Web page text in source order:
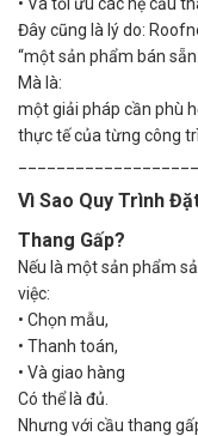
Đây cũng là lý do:
“một sản phẩm bán
Mà là:
một giải pháp cần phù
thực tế của từng công
Vì Sao Quy Trình
Thang Gấp?
Nếu là một sản phẩm
việc:
• Chọn mẫu,
• Thanh toán,
• Và giao hàng
Có thể là đủ.
Nhưng với cầu thang